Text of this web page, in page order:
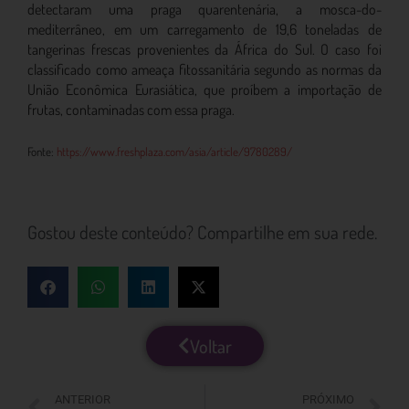
detectaram uma praga quarentenária, a mosca-do-
mediterrâneo, em um carregamento de 19,6 toneladas de
tangerinas frescas provenientes da África do Sul. O caso foi
classificado como ameaça fitossanitária segundo as normas da
União Econômica Eurasiática, que proíbem a importação de
frutas, contaminadas com essa praga.
Fonte: https://www.freshplaza.com/asia/article/9780289/
Gostou deste conteúdo? Compartilhe em sua rede.
Voltar
ANTERIOR PRÓXIMO